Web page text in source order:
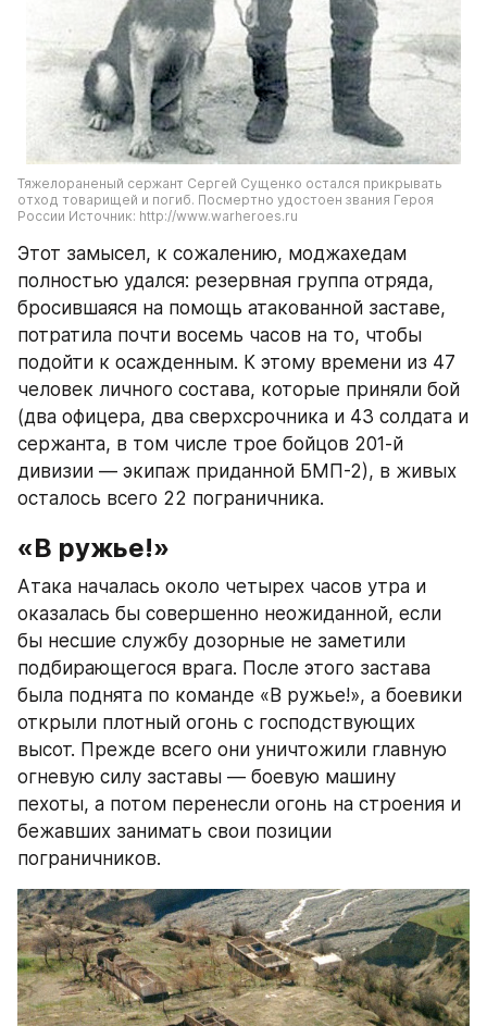
Тяжелораненый сержант Сергей Сущенко остался прикрывать
отход товарищей и погиб. Посмертно удостоен звания Героя
России Источник: http://www.warheroes.ru
Этот замысел, к сожалению, моджахедам
полностью удался: резервная группа отряда,
бросившаяся на помощь атакованной заставе,
потратила почти восемь часов на то, чтобы
подойти к осажденным. К этому времени из 47
человек личного состава, которые приняли бой
(два офицера, два сверхсрочника и 43 солдата и
сержанта, в том числе трое бойцов 201-й
дивизии — экипаж приданной БМП-2), в живых
осталось всего 22 пограничника.
«В ружье!»
Атака началась около четырех часов утра и
оказалась бы совершенно неожиданной, если
бы несшие службу дозорные не заметили
подбирающегося врага. После этого застава
была поднята по команде «В ружье!», а боевики
открыли плотный огонь с господствующих
высот. Прежде всего они уничтожили главную
огневую силу заставы — боевую машину
пехоты, а потом перенесли огонь на строения и
бежавших занимать свои позиции
пограничников.